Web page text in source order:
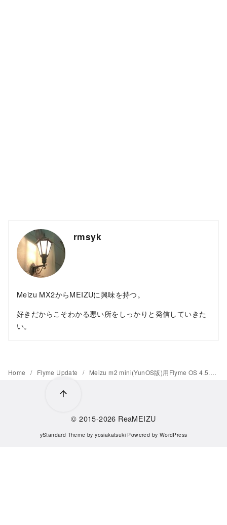
rmsyk
Meizu MX2からMEIZUに興味を持つ。
好きだからこそわかる悪い所をしっかりと発信していきた
い。
Home Flyme Update Meizu m2 mini(YunOS版)用Flyme OS 4.5.4がリリース
© 2015-2026 ReaMEIZU
yStandard Theme byyosiakatsuki Powered by WordPress